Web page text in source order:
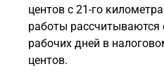
центов с 21-го
работы
рабочих дней в
центов.